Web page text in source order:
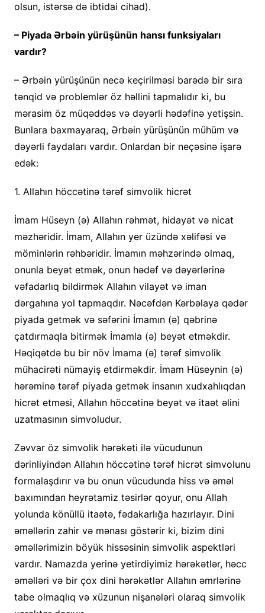
olsun, istərsə də ibtidai cihad).
– Piyada Ərbəin yürüşünün hansı funksiyaları
vardır?
– Ərbəin yürüşünün necə keçirilməsi barədə bir sıra
tənqid və problemlər öz həllini tapmalıdır ki, bu
mərasim öz müqəddəs və dəyərli hədəfinə yetişsin.
Bunlara baxmayaraq, Ərbəin yürüşünün mühüm və
dəyərli faydaları vardır. Onlardan bir neçəsinə işarə
edək:
1. Allahın höccətinə tərəf simvolik hicrət
İmam Hüseyn (ə) Allahın rəhmət, hidayət və nicat
məzhəridir. İmam, Allahın yer üzündə xəlifəsi və
möminlərin rəhbəridir. İmamın məhzərində olmaq,
onunla beyət etmək, onun hədəf və dəyərlərinə
vəfadarlıq bildirmək Allahın vilayət və iman
dərgahına yol tapmaqdır. Nəcəfdən Kərbəlaya qədər
piyada getmək və səfərini İmamın (ə) qəbrinə
çatdırmaqla bitirmək İmamla (ə) beyət etməkdir.
Həqiqətdə bu bir növ İmama (ə) tərəf simvolik
mühacirəti nümayiş etdirməkdir. İmam Hüseynin (ə)
hərəminə tərəf piyada getmək insanın xudxahlıqdan
hicrət etməsi, Allahın höccətinə beyət və itaət əlini
uzatmasının simvoludur.
Zəvvar öz simvolik hərəkəti ilə vücudunun
dərinliyindən Allahın höccətinə tərəf hicrət simvolunu
formalaşdırır və bu onun vücudunda hiss və əməl
baxımından heyrətamiz təsirlər qoyur, onu Allah
yolunda könüllü itaətə, fədakarlığa hazırlayır. Dini
əməllərin zahir və mənası göstərir ki, bizim dini
əməllərimizin böyük hissəsinin simvolik aspektləri
vardır. Namazda yerinə yetirdiyimiz hərəkətlər, həcc
əməlləri və bir çox dini hərəkətlər Allahın əmrlərinə
tabe olmaqlıq və xüzunun nişanələri olaraq simvolik